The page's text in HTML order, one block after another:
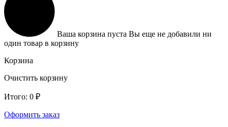
Ваша корзина пуста Вы еще не добавили ни
один товар в корзину
Корзина
Очистить корзину
Итого: 0 ₽
Оформить заказ